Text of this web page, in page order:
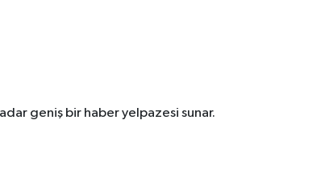
geniş bir haber yelpazesi sunar.